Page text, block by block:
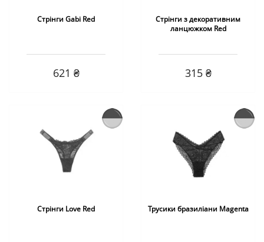
Стрінги Gabi Red
621 ₴
Стрінги з декоративним
ланцюжком Red
315 ₴
Стрінги Love Red Трусики бразиліани Magenta